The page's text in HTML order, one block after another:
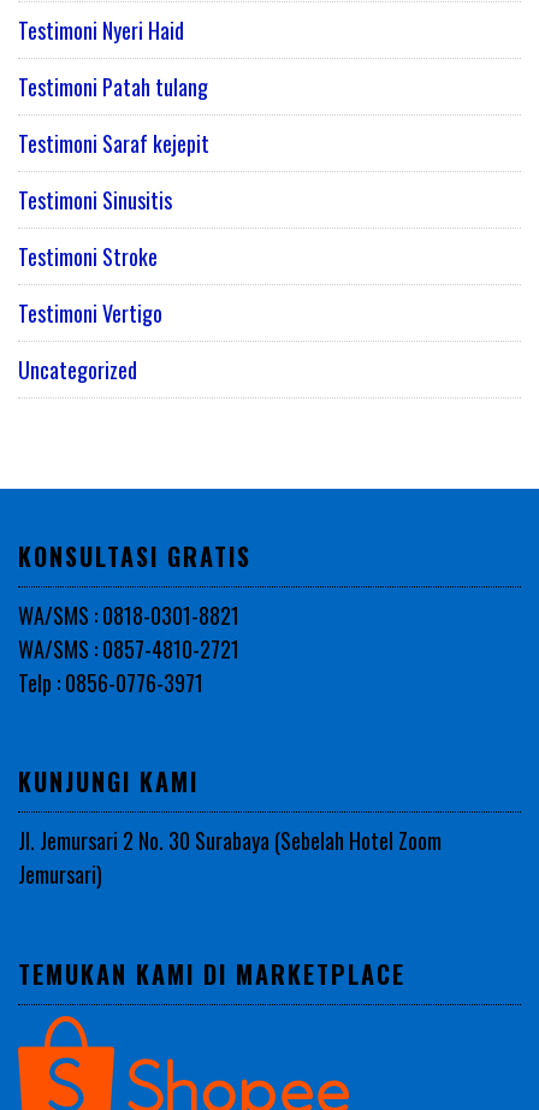
Testimoni Nyeri Haid
Testimoni Patah tulang
Testimoni Saraf kejepit
Testimoni Sinusitis
Testimoni Stroke
Testimoni Vertigo
Uncategorized
KONSULTASI GRATIS
WA/SMS : 0818-0301-8821
WA/SMS : 0857-4810-2721
Telp : 0856-0776-3971
KUNJUNGI KAMI
Jl. Jemursari 2 No. 30 Surabaya (Sebelah Hotel Zoom
Jemursari)
TEMUKAN KAMI DI MARKETPLACE